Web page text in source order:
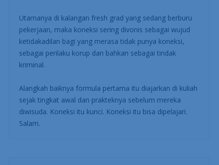
Utamanya di kalangan fresh grad yang sedang berburu
pekerjaan, maka koneksi sering divonis sebagai wujud
ketidakadilan bagi yang merasa tidak punya koneksi,
sebagai perilaku korup dan bahkan sebagai tindak
kriminal.
Alangkah baiknya formula pertama itu diajarkan di kuliah
sejak tingkat awal dan prakteknya sebelum mereka
diwisuda. Koneksi itu kunci. Koneksi itu bisa dipelajari.
Salam.